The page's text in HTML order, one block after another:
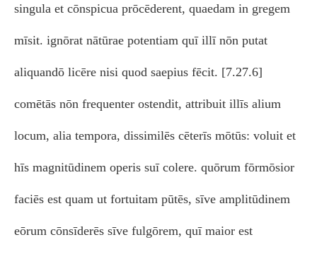
singula et cōnspicua prōcēderent, quaedam in gregem
mīsit. ignōrat nātūrae potentiam quī illī nōn putat
aliquandō licēre nisi quod saepius fēcit. [7.27.6]
comētās nōn frequenter ostendit, attribuit illīs alium
locum, alia tempora, dissimilēs cēterīs mōtūs: voluit et
hīs magnitūdinem operis suī colere. quōrum fōrmōsior
faciēs est quam ut fortuitam pūtēs, sīve amplitūdinem
eōrum cōnsīderēs sīve fulgōrem, quī maior est